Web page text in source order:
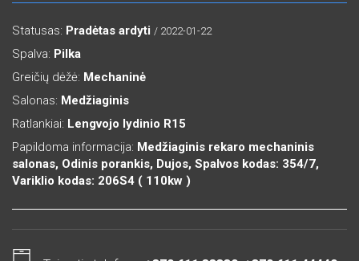
Statusas: Pradėtas ardyti / 2022-01-22
Spalva: Pilka
Greičių dėžė: Mechaninė
Salonas: Medžiaginis
Ratlankiai: Lengvojo lydinio R15
Papildoma informacija: Medžiaginis rekaro mechaninis
salonas, Odinis porankis, Dujos, Spalvos kodas: 354/7,
Variklio kodas: 206S4 ( 110kw )